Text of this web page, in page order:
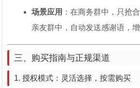
场景应用 ：在商务群中，只抢
亲友群中，自动发送感谢语，增
三、购买指南与正规渠道
1. 授权模式：灵活选择，按需购买